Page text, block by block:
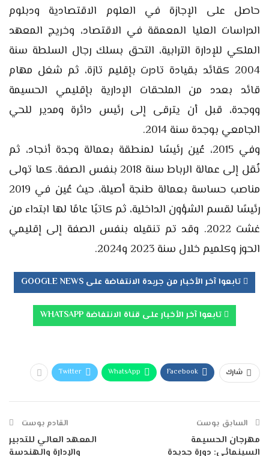
حاصل على الإجازة في العلوم الاقتصادية ودبلوم
الدراسات العليا المعمقة في الاقتصاد، وخريج المعهد
الملكي للإدارة الترابية، التحق بسلك رجال السلطة سنة
2004 كقائد بقيادة تادرت بإقليم تازة، ثم شغل مهام
قائد بعدد من الملحقات الإدارية بإقليمي الحسيمة
ووجدة، قبل أن يترقى إلى رئيس دائرة ومدير للحي
الجامعي بوجدة سنة 2014.
وفي 2015، عُين رئيسًا لمنطقة بعمالة وجدة أنجاد، ثم
نُقل إلى عمالة الرباط سنة 2018 بنفس الصفة. كما تولى
مناصب حساسة بعمالة طنجة أصيلة، حيث عُين في 2019
رئيسًا لقسم الشؤون الداخلية، ثم كاتبًا عامًا لها ابتداء من
غشت 2022. وقد تم تنقيله بنفس الصفة إلى إقليمي
الحوز وكلميم خلال سنة 2023 و2024.
تابعوا آخر الأخبار من جريدة الانتفاضة على GOOGLE NEWS
تابعوا آخر الأخبار على قناة الانتفاضة WHATSAPP
شارك Facebook
WhatsApp
Twitter
السابق بوست
مهرجان الحسيمة
السينمائي: دورة جديدة
القادم بوست
المعهد العالي للتدبير
والإدارة والهندسة